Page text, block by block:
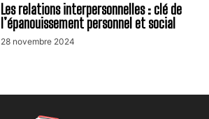
Les relations interpersonnelles : clé de
l’épanouissement personnel et social
28 novembre 2024